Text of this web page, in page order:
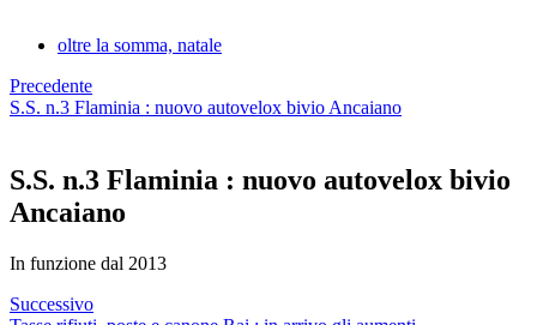
oltre la somma, natale
Precedente
S.S. n.3 Flaminia : nuovo autovelox bivio Ancaiano
S.S. n.3 Flaminia : nuovo autovelox bivio
Ancaiano
In funzione dal 2013
Successivo